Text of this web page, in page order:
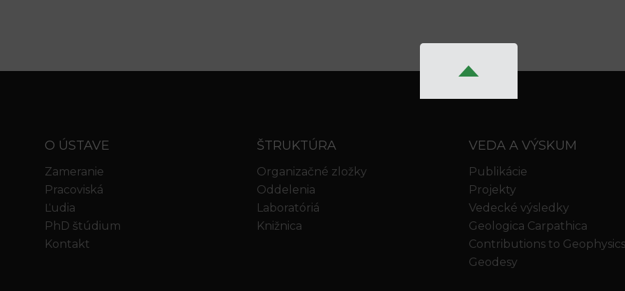
O ÚSTAVE
Zameranie
Pracoviská
Ľudia
PhD štúdium
Kontakt
ŠTRUKTÚRA
Organizačné zložky
Oddelenia
Laboratóriá
Knižnica
VEDA A VÝSKUM
Publikácie
Projekty
Vedecké výsledky
Geologica Carpathica
Contributions to
Geodesy